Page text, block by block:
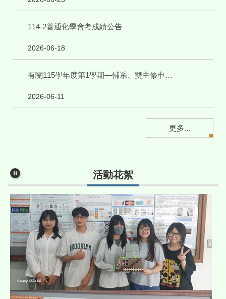
114-2普通化學會考成績公告
2026-06-18
有關115學年度第1學期—輔系、雙主修申請事宜
2026-06-11
更多...
活動花絮